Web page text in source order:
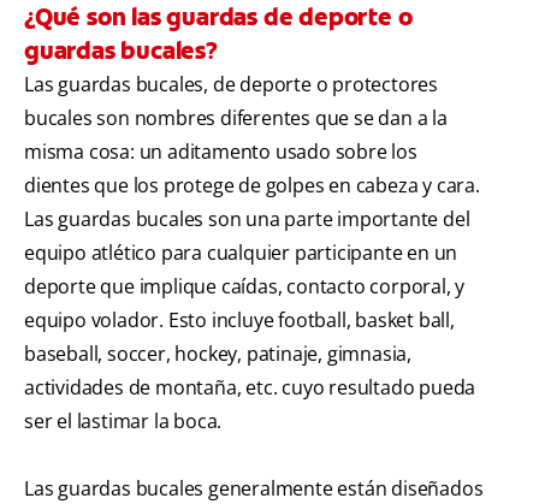
¿Qué son las guardas de deporte o
guardas bucales?
Las guardas bucales, de deporte o protectores
bucales son nombres diferentes que se dan a la
misma cosa: un aditamento usado sobre los
dientes que los protege de golpes en cabeza y cara.
Las guardas bucales son una parte importante del
equipo atlético para cualquier participante en un
deporte que implique caídas, contacto corporal, y
equipo volador. Esto incluye football, basket ball,
baseball, soccer, hockey, patinaje, gimnasia,
actividades de montaña, etc. cuyo resultado pueda
ser el lastimar la boca.
Las guardas bucales generalmente están diseñados